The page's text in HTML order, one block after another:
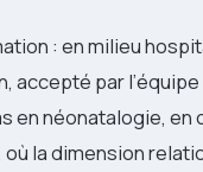
: en milieu
accepté par
en néonatalogie,
où la dimension